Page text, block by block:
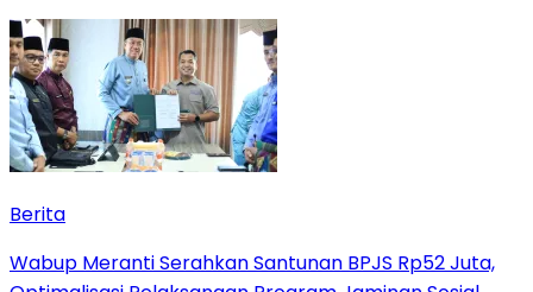
Berita
Wabup Meranti Serahkan Santunan BPJS Rp52 Juta,